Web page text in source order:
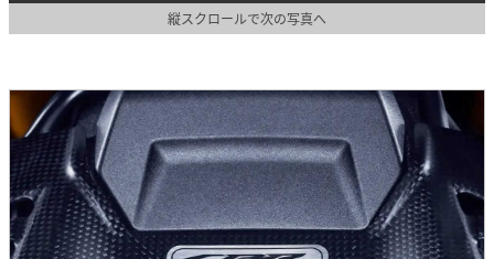
縦スクロールで次の写真へ